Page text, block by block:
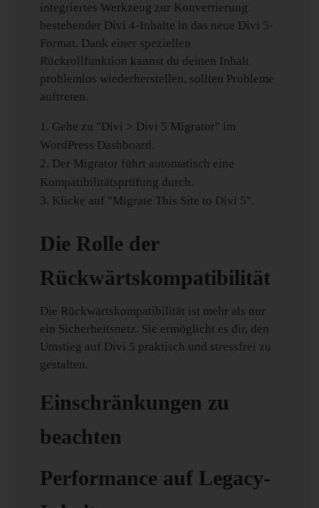
integriertes Werkzeug zur Konvertierung
bestehender Divi 4-Inhalte in das neue Divi 5-
Format. Dank einer speziellen
Rückrollfunktion kannst du deinen Inhalt
problemlos wiederherstellen, sollten Probleme
auftreten.
Gehe zu "Divi > Divi 5 Migrator" im
WordPress Dashboard.
Der Migrator führt automatisch eine
Kompatibilitätsprüfung durch.
Klicke auf "Migrate This Site to Divi 5".
Die Rolle der
Rückwärtskompatibilität
Die Rückwärtskompatibilität ist mehr als nur
ein Sicherheitsnetz. Sie ermöglicht es dir, den
Umstieg auf Divi 5 praktisch und stressfrei zu
gestalten.
Einschränkungen zu
beachten
Performance auf Legacy-